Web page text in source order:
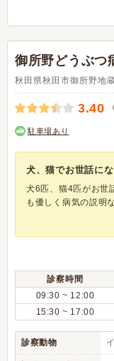
御所野どうぶつ
秋田県秋田市御所野地
3.40
駐車場あり
犬、猫でお世話に
犬6匹、猫4匹がお世
も優しく病気の説明
診察時間
09:30 ~ 12:00
15:30 ~ 17:00
診察動物